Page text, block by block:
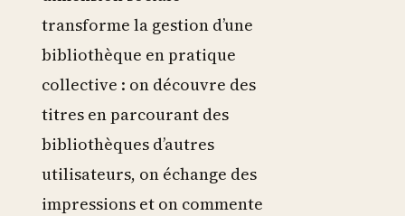
transforme la gestion d’une
bibliothèque en pratique
collective : on découvre des
titres en parcourant des
bibliothèques d’autres
utilisateurs, on échange des
impressions et on commente